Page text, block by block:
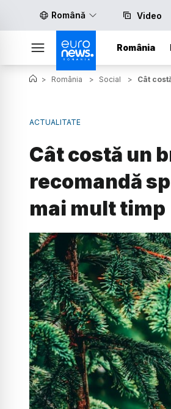
Română Video
România
> România > Social > Cât
ACTUALITATE
Cât costă un
recomandă
mai mult timp